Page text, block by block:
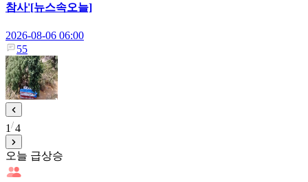
참사'[뉴스속오늘]
2026-08-06 06:00
55
1 4
오늘 급상승